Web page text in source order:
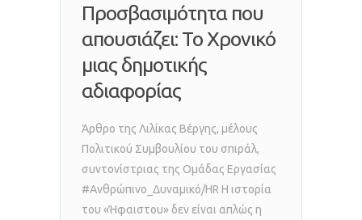
Προσβασιμότητα που
απουσιάζει: Το Χρονικό
μιας δημοτικής
αδιαφορίας
Άρθρο της Λιλίκας Βέργης, μέλους
Πολιτικού Συμβουλίου του σπιράλ,
συντονίστριας της Ομάδας Εργασίας
#Ανθρώπινο_Δυναμικό/HR Η ιστορία
του «Ήφαιστου» δεν είναι απλώς η